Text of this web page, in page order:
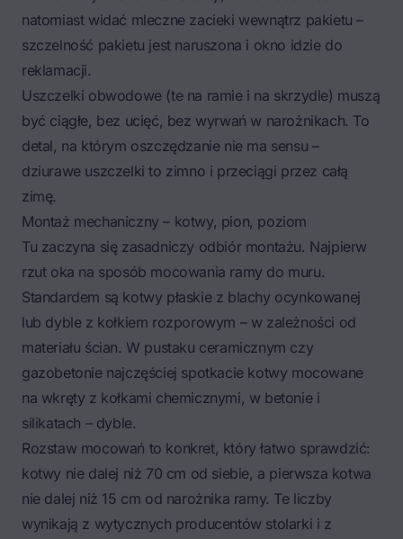
natomiast widać mleczne zacieki wewnątrz pakietu –
szczelność pakietu jest naruszona i okno idzie do
reklamacji.
Uszczelki obwodowe (te na ramie i na skrzydle) muszą
być ciągłe, bez ucięć, bez wyrwań w narożnikach. To
detal, na którym oszczędzanie nie ma sensu –
dziurawe uszczelki to zimno i przeciągi przez całą
zimę.
Montaż mechaniczny – kotwy, pion, poziom
Tu zaczyna się zasadniczy odbiór montażu. Najpierw
rzut oka na sposób mocowania ramy do muru.
Standardem są kotwy płaskie z blachy ocynkowanej
lub dyble z kołkiem rozporowym – w zależności od
materiału ścian. W pustaku ceramicznym czy
gazobetonie najczęściej spotkacie kotwy mocowane
na wkręty z kołkami chemicznymi, w betonie i
silikatach – dyble.
Rozstaw mocowań to konkret, który łatwo sprawdzić:
kotwy nie dalej niż 70 cm od siebie, a pierwsza kotwa
nie dalej niż 15 cm od narożnika ramy. Te liczby
wynikają z wytycznych producentów stolarki i z